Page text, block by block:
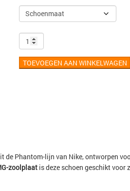
TOEVOEGEN AAN WINKELWAGEN
de Phantom-lijn van Nike, ontworpen
zoolplaat is deze schoen geschikt voor